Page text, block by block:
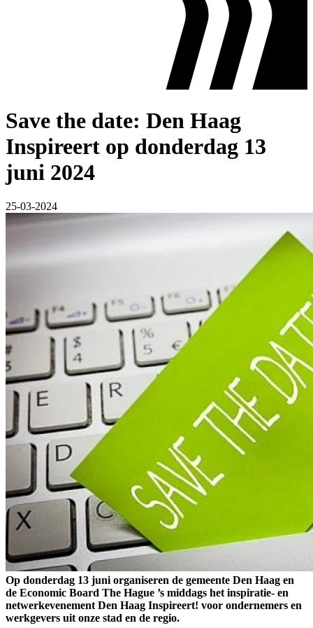
Save the date: Den Haag
Inspireert op donderdag 13
juni 2024
25-03-2024
Op donderdag 13 juni organiseren de gemeente Den Haag en
de Economic Board The Hague ’s middags het inspiratie- en
netwerkevenement Den Haag Inspireert! voor ondernemers en
werkgevers uit onze stad en de regio.